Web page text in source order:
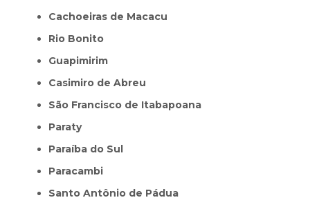
Cachoeiras de Macacu
Rio Bonito
Guapimirim
Casimiro de Abreu
São Francisco de Itabapoana
Paraty
Paraíba do Sul
Paracambi
Santo Antônio de Pádua